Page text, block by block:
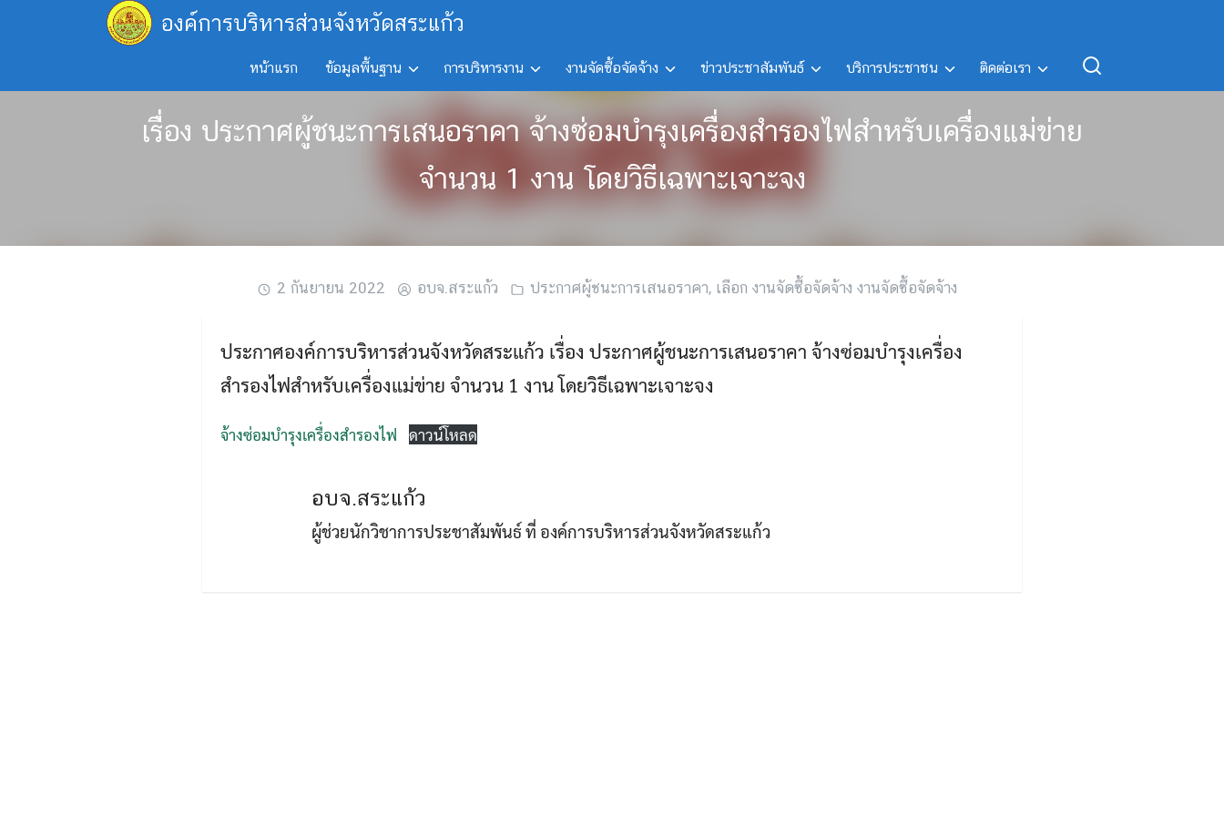
องค์การบริหารส่วนจังหวัดสระแก้ว
หน้าแรก ข้อมูลพื้นฐาน การบริหารงาน งานจัดซื้อจัดจ้าง ข่าวประชาสัมพันธ์ บริการประชาชน ติดต่อเรา
เรื่อง ประกาศผู้ชนะการเสนอราคา จ้างซ่อมบำรุงเครื่องสำรองไฟสำหรับเครื่องแม่ข่าย
จำนวน 1 งาน โดยวิธีเฉพาะเจาะจง
2 กันยายน 2022 อบจ.สระแก้ว ประกาศผู้ชนะการเสนอราคา, เลือก งานจัดซื้อจัดจ้าง งานจัดซื้อจัดจ้าง
ประกาศองค์การบริหารส่วนจังหวัดสระแก้ว เรื่อง ประกาศผู้ชนะการเสนอราคา จ้างซ่อมบำรุงเครื่อง
สำรองไฟสำหรับเครื่องแม่ข่าย จำนวน 1 งาน โดยวิธีเฉพาะเจาะจง
จ้างซ่อมบำรุงเครื่องสำรองไฟ ดาวน์โหลด
อบจ.สระแก้ว
ผู้ช่วยนักวิชาการประชาสัมพันธ์ ที่ องค์การบริหารส่วนจังหวัดสระแก้ว